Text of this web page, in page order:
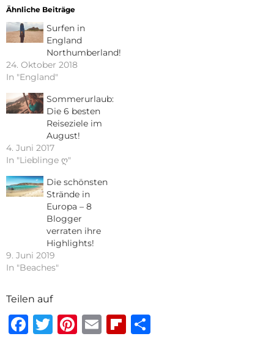
Ähnliche Beiträge
Surfen in
England
Northumberland!
24. Oktober 2018
In "England"
Sommerurlaub:
Die 6 besten
Reiseziele im
August!
4. Juni 2017
In "Lieblinge ღ"
Die schönsten
Strände in
Europa – 8
Blogger
verraten ihre
Highlights!
9. Juni 2019
In "Beaches"
Teilen auf
Facebook
Twitter
Pinterest
EmailFlipboard